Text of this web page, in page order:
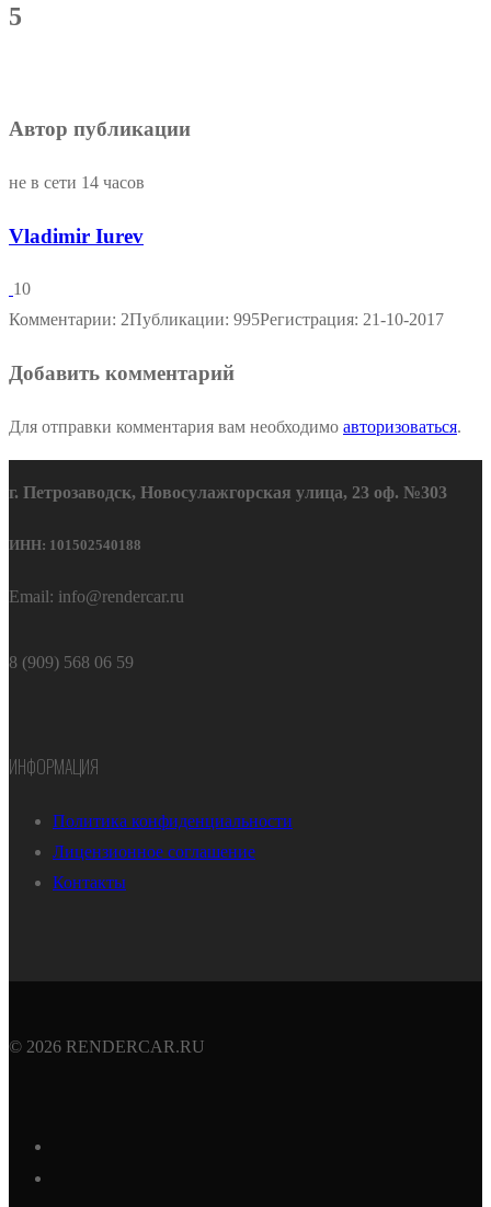
5
Автор публикации
не в сети 14 часов
Vladimir Iurev
10
Комментарии: 2Публикации: 995Регистрация: 21-10-2017
Добавить комментарий
Для отправки комментария вам необходимо авторизоваться.
г. Петрозаводск, Новосулажгорская улица, 23 оф. №303
ИНН: 101502540188
Email: info@rendercar.ru
8 (909) 568 06 59
ИНФОРМАЦИЯ
Политика конфиденциальности
Лицензионное соглашение
Контакты
© 2026 RENDERCAR.RU